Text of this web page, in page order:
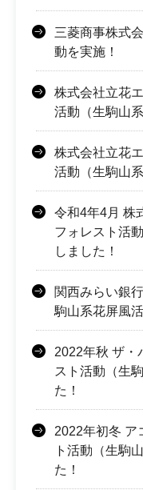
三菱商事株式
動を実施！
株式会社立花
活動（生駒山
株式会社立花
活動（生駒山
令和4年4月 株
フォレスト活
しました！
関西みらい銀
駒山系花屏風
2022年秋 ザ・
スト活動（生
た！
2022年初冬 ア
ト活動（生駒
た！